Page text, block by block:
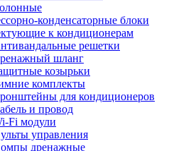
конденсаторные блоки
к кондиционерам
решетки
шланг
козырьки
комплекты
для кондиционеров
и провод
Fi модули
управления
дренажные